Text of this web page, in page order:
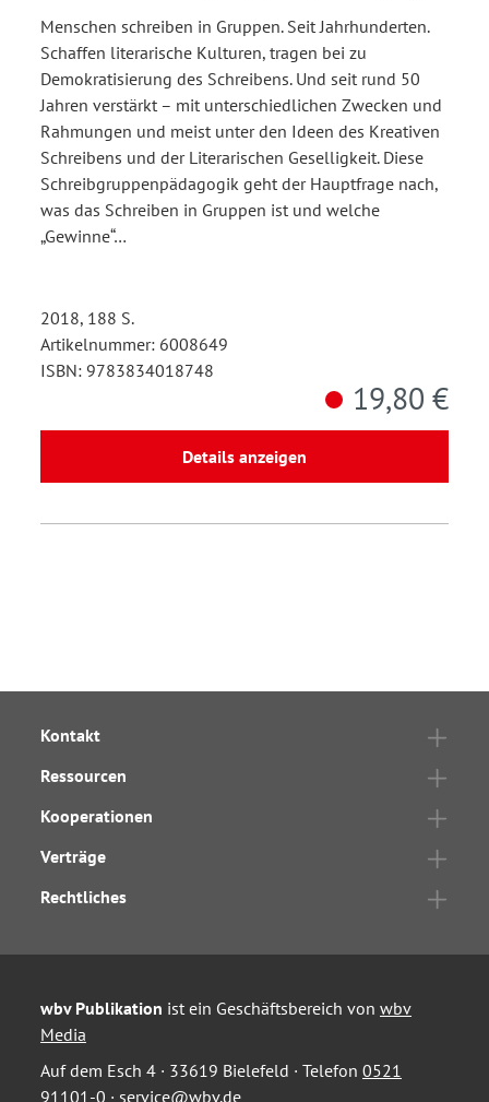
Menschen schreiben in Gruppen. Seit Jahrhunderten.
Schaffen literarische Kulturen, tragen bei zu
Demokratisierung des Schreibens. Und seit rund 50
Jahren verstärkt – mit unterschiedlichen Zwecken und
Rahmungen und meist unter den Ideen des Kreativen
Schreibens und der Literarischen Geselligkeit. Diese
Schreibgruppenpädagogik geht der Hauptfrage nach,
was das Schreiben in Gruppen ist und welche
„Gewinne“…
2018, 188 S.
Artikelnummer: 6008649
ISBN: 9783834018748
19,80 €
Details anzeigen
Kontakt
Ressourcen
Kooperationen
Verträge
Rechtliches
wbv Publikation ist ein Geschäftsbereich von wbv
Media
Auf dem Esch 4 · 33619 Bielefeld · Telefon 0521
91101-0 · service@wbv.de